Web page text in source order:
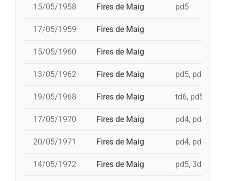
15/05/1958 Fires de Maig pd5
17/05/1959 Fires de Maig
15/05/1960 Fires de Maig
13/05/1962 Fires de Maig pd5, pd5, 3d7
19/05/1968 Fires de Maig td6, pd5, 4d7,
17/05/1970 Fires de Maig pd4, pd4,
20/05/1971 Fires de Maig pd4, pd4,
14/05/1972 Fires de Maig pd5, 3d7c,